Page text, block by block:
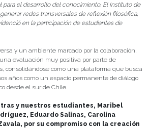
el desarrollo del conocimiento. El Instituto de
redes transversales de reflexión filosófica,
en la participación de estudiantes de
y un ambiente marcado por la colaboración,
evaluación muy positiva por parte de
consolidándose como una plataforma que busca
años como un espacio permanente de diálogo
desde el sur de Chile.
y nuestros estudiantes, Maribel
Eduardo Salinas, Carolina
por su compromiso con la creación